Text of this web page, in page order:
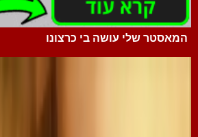
המאסטר שלי עושה בי כרצונו